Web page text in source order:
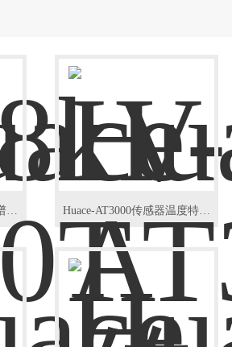
Huace-450T高低温介电频谱测试系统 Huace-AT3000传感器温度特性测试系统